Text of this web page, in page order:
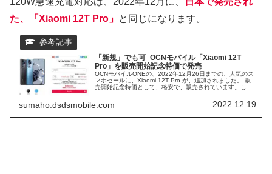
た、「Xiaomi 12T Pro」 と同じになります。
「新規」でも可_OCNモバイル「Xiaomi 12T
Pro」を販売開始記念特価で発売
OCNモバイルONEの、2022年12月26日までの、人気のス
マホセールに、Xiaomi 12T Pro が、追加されました。 販
売開始記念特価として、格安で、販売されています。しか
マホ、Xiaomi 12T Pro を、大特価で、購入できるチャンス
なので、お見逃しなく。
sumaho.dsdsmobile.com 2022.12.19